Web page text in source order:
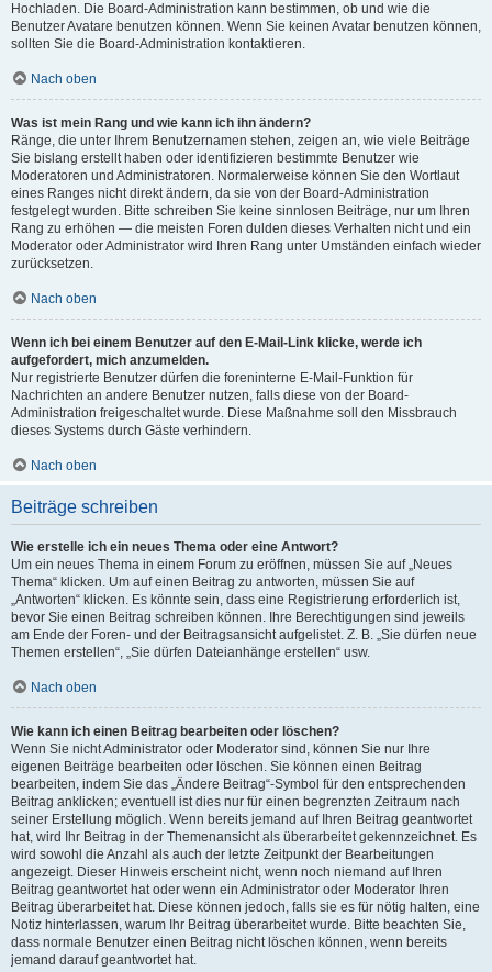
Hochladen. Die Board-Administration kann bestimmen, ob und wie die
Benutzer Avatare benutzen können. Wenn Sie keinen Avatar benutzen können,
sollten Sie die Board-Administration kontaktieren.
Nach oben
Was ist mein Rang und wie kann ich ihn ändern?
Ränge, die unter Ihrem Benutzernamen stehen, zeigen an, wie viele Beiträge
Sie bislang erstellt haben oder identifizieren bestimmte Benutzer wie
Moderatoren und Administratoren. Normalerweise können Sie den Wortlaut
eines Ranges nicht direkt ändern, da sie von der Board-Administration
festgelegt wurden. Bitte schreiben Sie keine sinnlosen Beiträge, nur um Ihren
Rang zu erhöhen — die meisten Foren dulden dieses Verhalten nicht und ein
Moderator oder Administrator wird Ihren Rang unter Umständen einfach wieder
zurücksetzen.
Nach oben
Wenn ich bei einem Benutzer auf den E-Mail-Link klicke, werde ich
aufgefordert, mich anzumelden.
Nur registrierte Benutzer dürfen die foreninterne E-Mail-Funktion für
Nachrichten an andere Benutzer nutzen, falls diese von der Board-
Administration freigeschaltet wurde. Diese Maßnahme soll den Missbrauch
dieses Systems durch Gäste verhindern.
Nach oben
Beiträge schreiben
Wie erstelle ich ein neues Thema oder eine Antwort?
Um ein neues Thema in einem Forum zu eröffnen, müssen Sie auf „Neues
Thema“ klicken. Um auf einen Beitrag zu antworten, müssen Sie auf
„Antworten“ klicken. Es könnte sein, dass eine Registrierung erforderlich ist,
bevor Sie einen Beitrag schreiben können. Ihre Berechtigungen sind jeweils
am Ende der Foren- und der Beitragsansicht aufgelistet. Z. B. „Sie dürfen neue
Themen erstellen“, „Sie dürfen Dateianhänge erstellen“ usw.
Nach oben
Wie kann ich einen Beitrag bearbeiten oder löschen?
Wenn Sie nicht Administrator oder Moderator sind, können Sie nur Ihre
eigenen Beiträge bearbeiten oder löschen. Sie können einen Beitrag
bearbeiten, indem Sie das „Ändere Beitrag“-Symbol für den entsprechenden
Beitrag anklicken; eventuell ist dies nur für einen begrenzten Zeitraum nach
seiner Erstellung möglich. Wenn bereits jemand auf Ihren Beitrag geantwortet
hat, wird Ihr Beitrag in der Themenansicht als überarbeitet gekennzeichnet. Es
wird sowohl die Anzahl als auch der letzte Zeitpunkt der Bearbeitungen
angezeigt. Dieser Hinweis erscheint nicht, wenn noch niemand auf Ihren
Beitrag geantwortet hat oder wenn ein Administrator oder Moderator Ihren
Beitrag überarbeitet hat. Diese können jedoch, falls sie es für nötig halten, eine
Notiz hinterlassen, warum Ihr Beitrag überarbeitet wurde. Bitte beachten Sie,
dass normale Benutzer einen Beitrag nicht löschen können, wenn bereits
jemand darauf geantwortet hat.